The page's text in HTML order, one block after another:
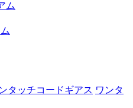
ム
タッチコードギアス ワンタ